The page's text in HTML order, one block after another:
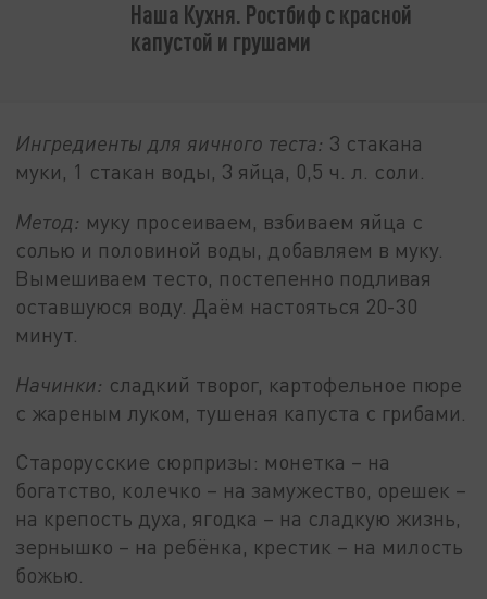
Наша Кухня. Ростбиф с красной
капустой и грушами
Ингредиенты для яичного теста: 3 стакана
муки, 1 стакан воды, 3 яйца, 0,5 ч. л. соли.
Метод: муку просеиваем, взбиваем яйца с
солью и половиной воды, добавляем в муку.
Вымешиваем тесто, постепенно подливая
оставшуюся воду. Даём настояться 20-30
минут.
Начинки: сладкий творог, картофельное пюре
с жареным луком, тушеная капуста с грибами.
Старорусские сюрпризы: монетка – на
богатство, колечко – на замужество, орешек –
на крепость духа, ягодка – на сладкую жизнь,
зернышко – на ребёнка, крестик – на милость
божью.